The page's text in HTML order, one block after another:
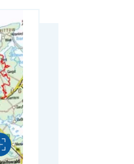
Vergrößern